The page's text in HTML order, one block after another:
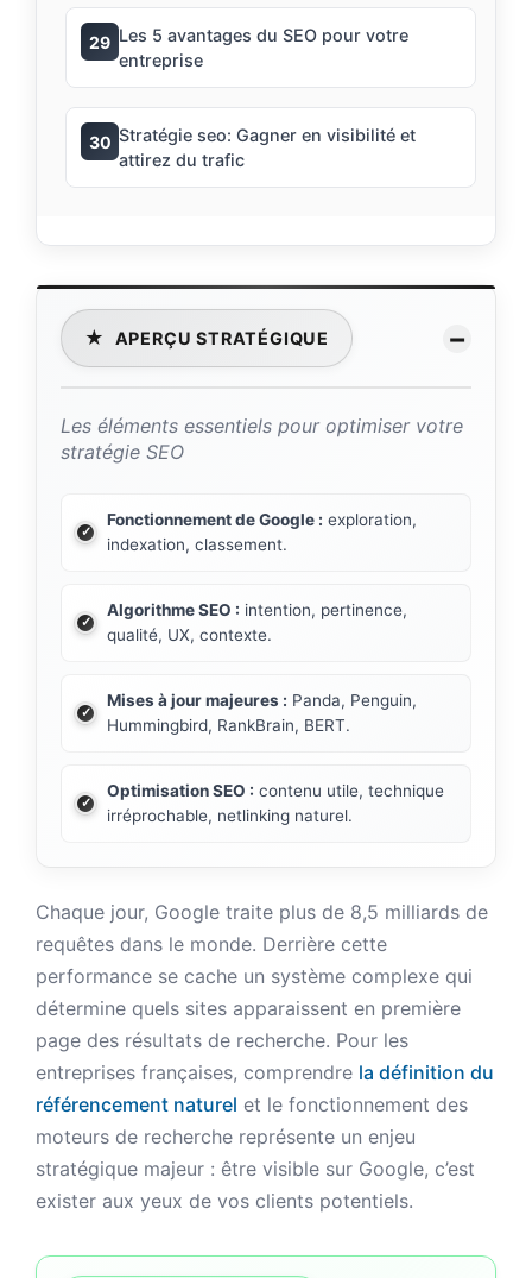
29 Les 5 avantages du SEO pour votre
entreprise
30 Stratégie seo: Gagner en visibilité et
attirez du trafic
★ APERÇU STRATÉGIQUE −
Les éléments essentiels pour optimiser votre
stratégie SEO
Fonctionnement de Google : exploration,
indexation, classement.
Algorithme SEO : intention, pertinence,
qualité, UX, contexte.
Mises à jour majeures : Panda, Penguin,
Hummingbird, RankBrain, BERT.
Optimisation SEO : contenu utile, technique
irréprochable, netlinking naturel.
Chaque jour, Google traite plus de 8,5 milliards de
requêtes dans le monde. Derrière cette
performance se cache un système complexe qui
détermine quels sites apparaissent en première
page des résultats de recherche. Pour les
entreprises françaises, comprendre la définition du
référencement naturel et le fonctionnement des
moteurs de recherche représente un enjeu
stratégique majeur : être visible sur Google, c’est
exister aux yeux de vos clients potentiels.